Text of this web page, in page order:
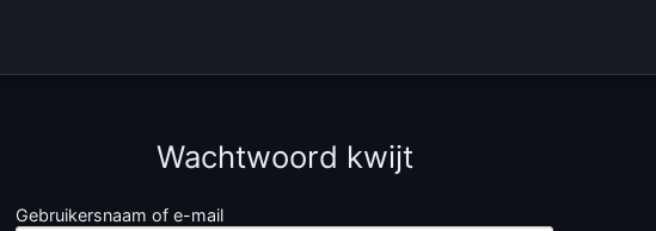
Wachtwoord kwijt
Gebruikersnaam of e-mail